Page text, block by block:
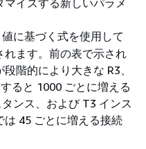
イズする新しいパラメ
値に基づく式を使用して
れます。前の表で示され
階的により大きな R3、
ると 1000 ごとに増える
ンス、および T3 インス
は 45 ごとに増える接続